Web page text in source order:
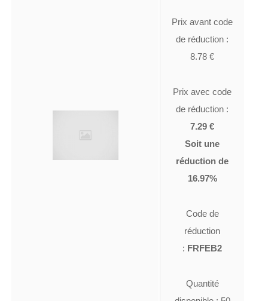
Prix avant code
de réduction :
8.78 €
Prix avec code
de réduction :
7.29 €
Soit une
réduction de
16.97%
Code de
réduction
: FRFEB2
Quantité